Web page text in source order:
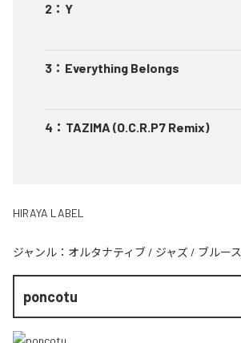
2 ： Y
3 ： Everything Belongs
4 ： TAZIMA (O.C.R.P7 Remix)
HIRAYA LABEL
ジャンル： オルタナティブ / ジャズ / ブルース
poncotu